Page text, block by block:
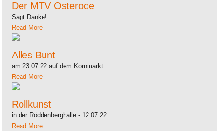
Der MTV Osterode
Sagt Danke!
Read More
Alles Bunt
am 23.07.22 auf dem Kornmarkt
Read More
Rollkunst
in der Röddenberghalle - 12.07.22
Read More